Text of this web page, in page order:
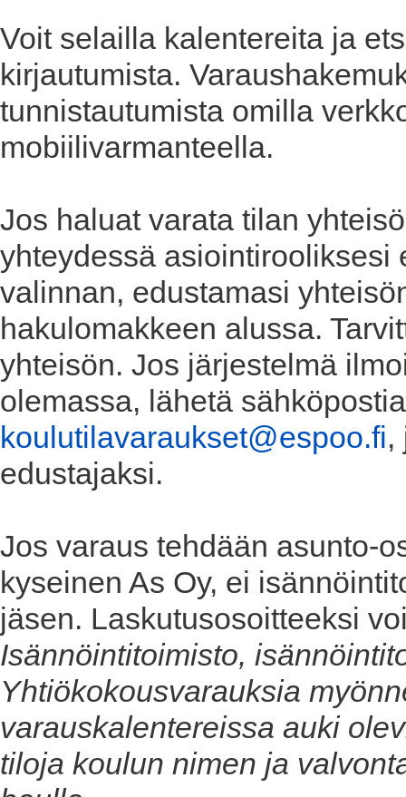
Voit selailla kalentereita ja
kirjautumista.
tunnistautumista omilla
mobiilivarmanteella.
Jos haluat varata tilan
yhteydessä asiointirooliksesi
valinnan, edustamasi
hakulomakkeen alussa.
yhteisön. Jos järjestelmä
olemassa, lähetä
koulutilavaraukset@espoo.fi,
edustajaksi.
Jos varaus tehdään asunto-
kyseinen As Oy, ei
jäsen. Laskutusosoitteeksi
Isännöintitoimisto,
Yhtiökokousvarauksia
varauskalentereissa auki
tiloja koulun nimen ja